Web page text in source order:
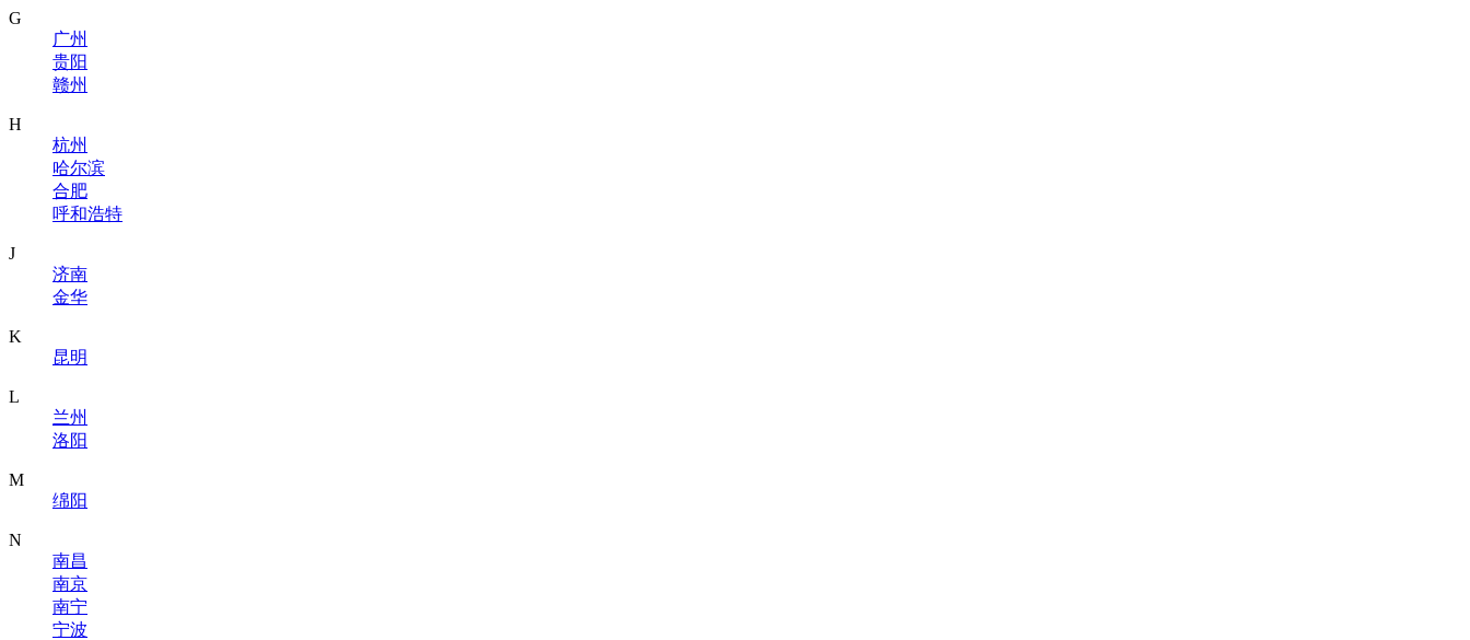
G
广州
贵阳
赣州
H
杭州
哈尔滨
合肥
呼和浩特
J
济南
金华
K
昆明
L
兰州
洛阳
M
绵阳
N
南昌
南京
南宁
宁波